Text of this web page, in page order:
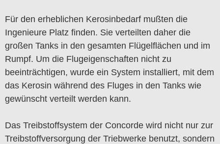
Für den erheblichen Kerosinbedarf mußten die
Ingenieure Platz finden. Sie verteilten daher die
großen Tanks in den gesamten Flügelflächen und im
Rumpf. Um die Flugeigenschaften nicht zu
beeinträchtigen, wurde ein System installiert, mit dem
das Kerosin während des Fluges in den Tanks wie
gewünscht verteilt werden kann.
Das Treibstoffsystem der Concorde wird nicht nur zur
Treibstoffversorgung der Triebwerke benutzt, sondern